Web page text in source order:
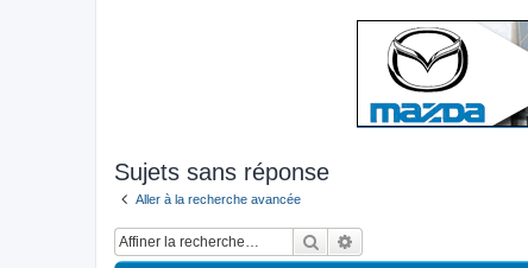
Sujets sans réponse
Aller à la recherche avancée
Rechercher